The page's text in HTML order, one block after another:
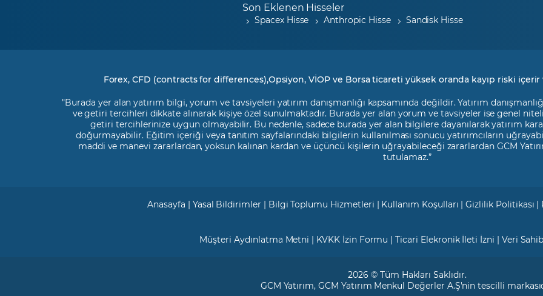
Son Eklenen Hisseler
Spacex Hisse Anthropic Hisse Sandisk Hisse
Forex, CFD (contracts for differences),Opsiyon, VİOP ve Borsa ticareti yüksek oranda kayıp riski
"Burada yer alan yatırım bilgi, yorum ve tavsiyeleri yatırım danışmanlığı kapsamında değildir. Yatırım
ve getiri tercihleri dikkate alınarak kişiye özel sunulmaktadır. Burada yer alan yorum ve tavsiyeler ise genel
getiri tercihlerinize uygun olmayabilir. Bu nedenle, sadece burada yer alan bilgilere dayanılarak yatırım
doğurmayabilir. Eğitim içeriği veya tanıtım sayfalarındaki bilgilerin kullanılması sonucu yatırımcıların
maddi ve manevi zararlardan, yoksun kalınan kardan ve üçüncü kişilerin uğrayabileceği zararlardan GCM
tutulamaz.”
Anasayfa | Yasal Bildirimler | Bilgi Toplumu Hizmetleri | Kullanım Koşulları |Gizlilik Politikası |
Müşteri Aydınlatma Metni | KVKK İzin Formu |Ticari Elekronik İleti İzni | Veri
2026 © Tüm Hakları Saklıdır.
GCM Yatırım, GCM Yatırım Menkul Değerler A.Ş'nin tescilli